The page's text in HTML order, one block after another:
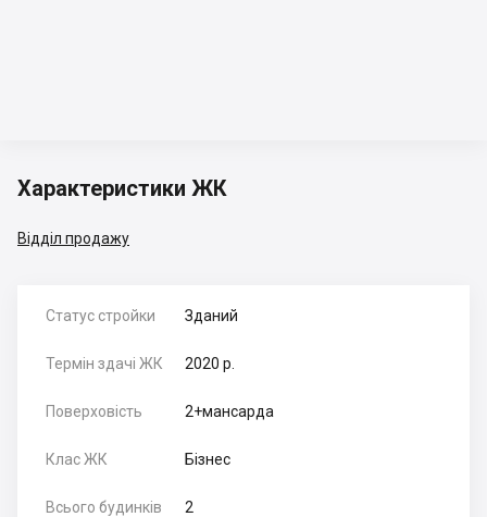
Характеристики ЖК
Відділ продажу
Статус стройки Зданий
Термін здачі ЖК 2020 р.
Поверховість 2+мансарда
Клас ЖК Бізнес
Всього будинків 2